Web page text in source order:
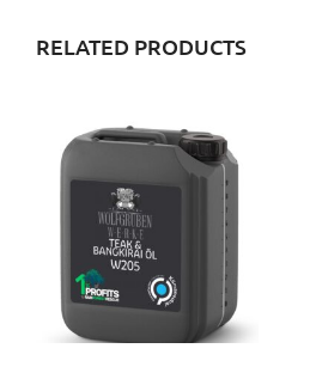
RELATED PRODUCTS